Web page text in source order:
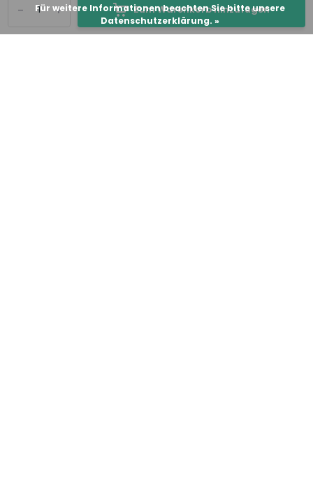
+
- Zum Warenkorb hinzufügen
Für weitere Informationen beachten Sie bitte unsere
Datenschutzerklärung. »